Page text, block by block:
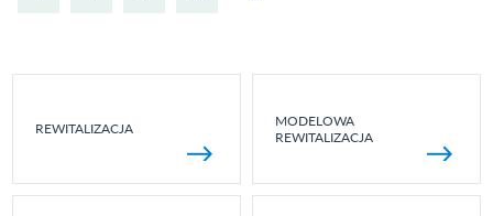
REWITALIZACJA
MODELOWA
REWITALIZACJA